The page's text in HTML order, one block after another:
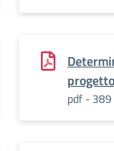
pdf - 389